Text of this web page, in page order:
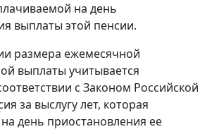
на день
выплаты этой пенсии.
размера ежемесячной
выплаты учитывается
с Законом Российской
за выслугу лет, которая
день приостановления ее